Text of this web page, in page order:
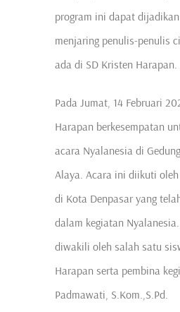
program ini dapat
menjaring penulis-penulis
ada di SD Kristen Harapan.
Pada Jumat, 14 Februari
Harapan berkesempatan
acara Nyalanesia di
Alaya. Acara ini diikuti
di Kota Denpasar yang
dalam kegiatan
diwakili oleh salah satu
Harapan serta pembina
Padmawati, S.Kom.,S.Pd.